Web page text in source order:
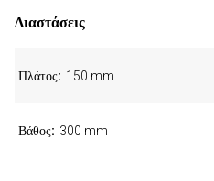
Διαστάσεις
Πλάτος 150 mm
Βάθος 300 mm